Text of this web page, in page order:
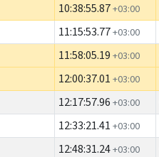
10:38:55.87+03:00
11:15:53.77+03:00
11:58:05.19 +03:00
12:00:37.01 +03:00
12:17:57.96 +03:00
12:33:21.41 +03:00
12:48:31.24+03:00